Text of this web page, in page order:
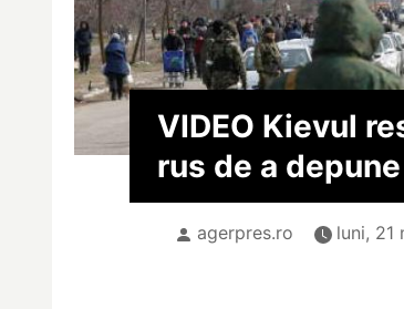
VIDEO Kievul
rus de a
agerpres.ro luni, 21